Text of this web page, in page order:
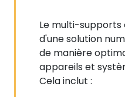
Le multi-
d'une solution
de manière
appareils et
Cela inclut :